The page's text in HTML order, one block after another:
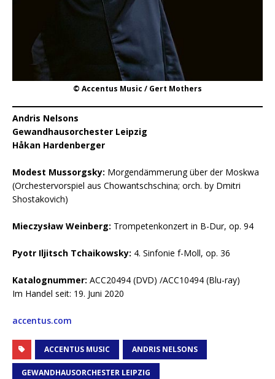
© Accentus Music / Gert Mothers
Andris Nelsons
Gewandhausorchester Leipzig
Håkan Hardenberger
Modest Mussorgsky: Morgendämmerung über der Moskwa
(Orchestervorspiel aus Chowantschschina; orch. by Dmitri
Shostakovich)
Mieczysław Weinberg: Trompetenkonzert in B-Dur, op. 94
Pyotr Iljitsch Tchaikowsky: 4. Sinfonie f-Moll, op. 36
Katalognummer: ACC20494 (DVD) /ACC10494 (Blu-ray)
Im Handel seit: 19. Juni 2020
accentus.com
ACCENTUS MUSIC ANDRIS NELSONS
GEWANDHAUSORCHESTER LEIPZIG